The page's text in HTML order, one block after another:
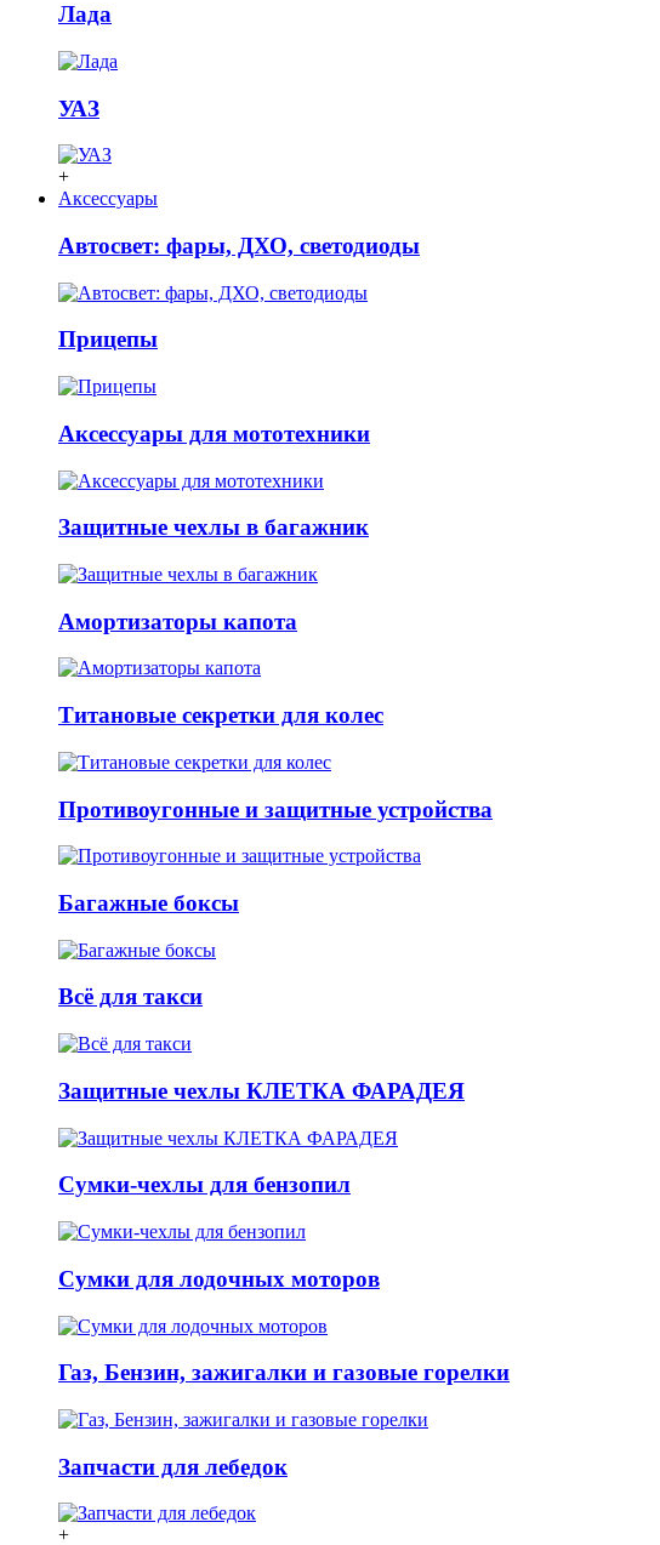
Лада
УАЗ
+
Аксессуары
Автосвет: фары, ДХО, светодиоды
Прицепы
Аксессуары для мототехники
Защитные чехлы в багажник
Амортизаторы капота
Титановые секретки для колес
Противоугонные и защитные устройства
Багажные боксы
Всё для такси
Защитные чехлы КЛЕТКА ФАРАДЕЯ
Сумки-чехлы для бензопил
Сумки для лодочных моторов
Газ, Бензин, зажигалки и газовые горелки
Запчасти для лебедок
+